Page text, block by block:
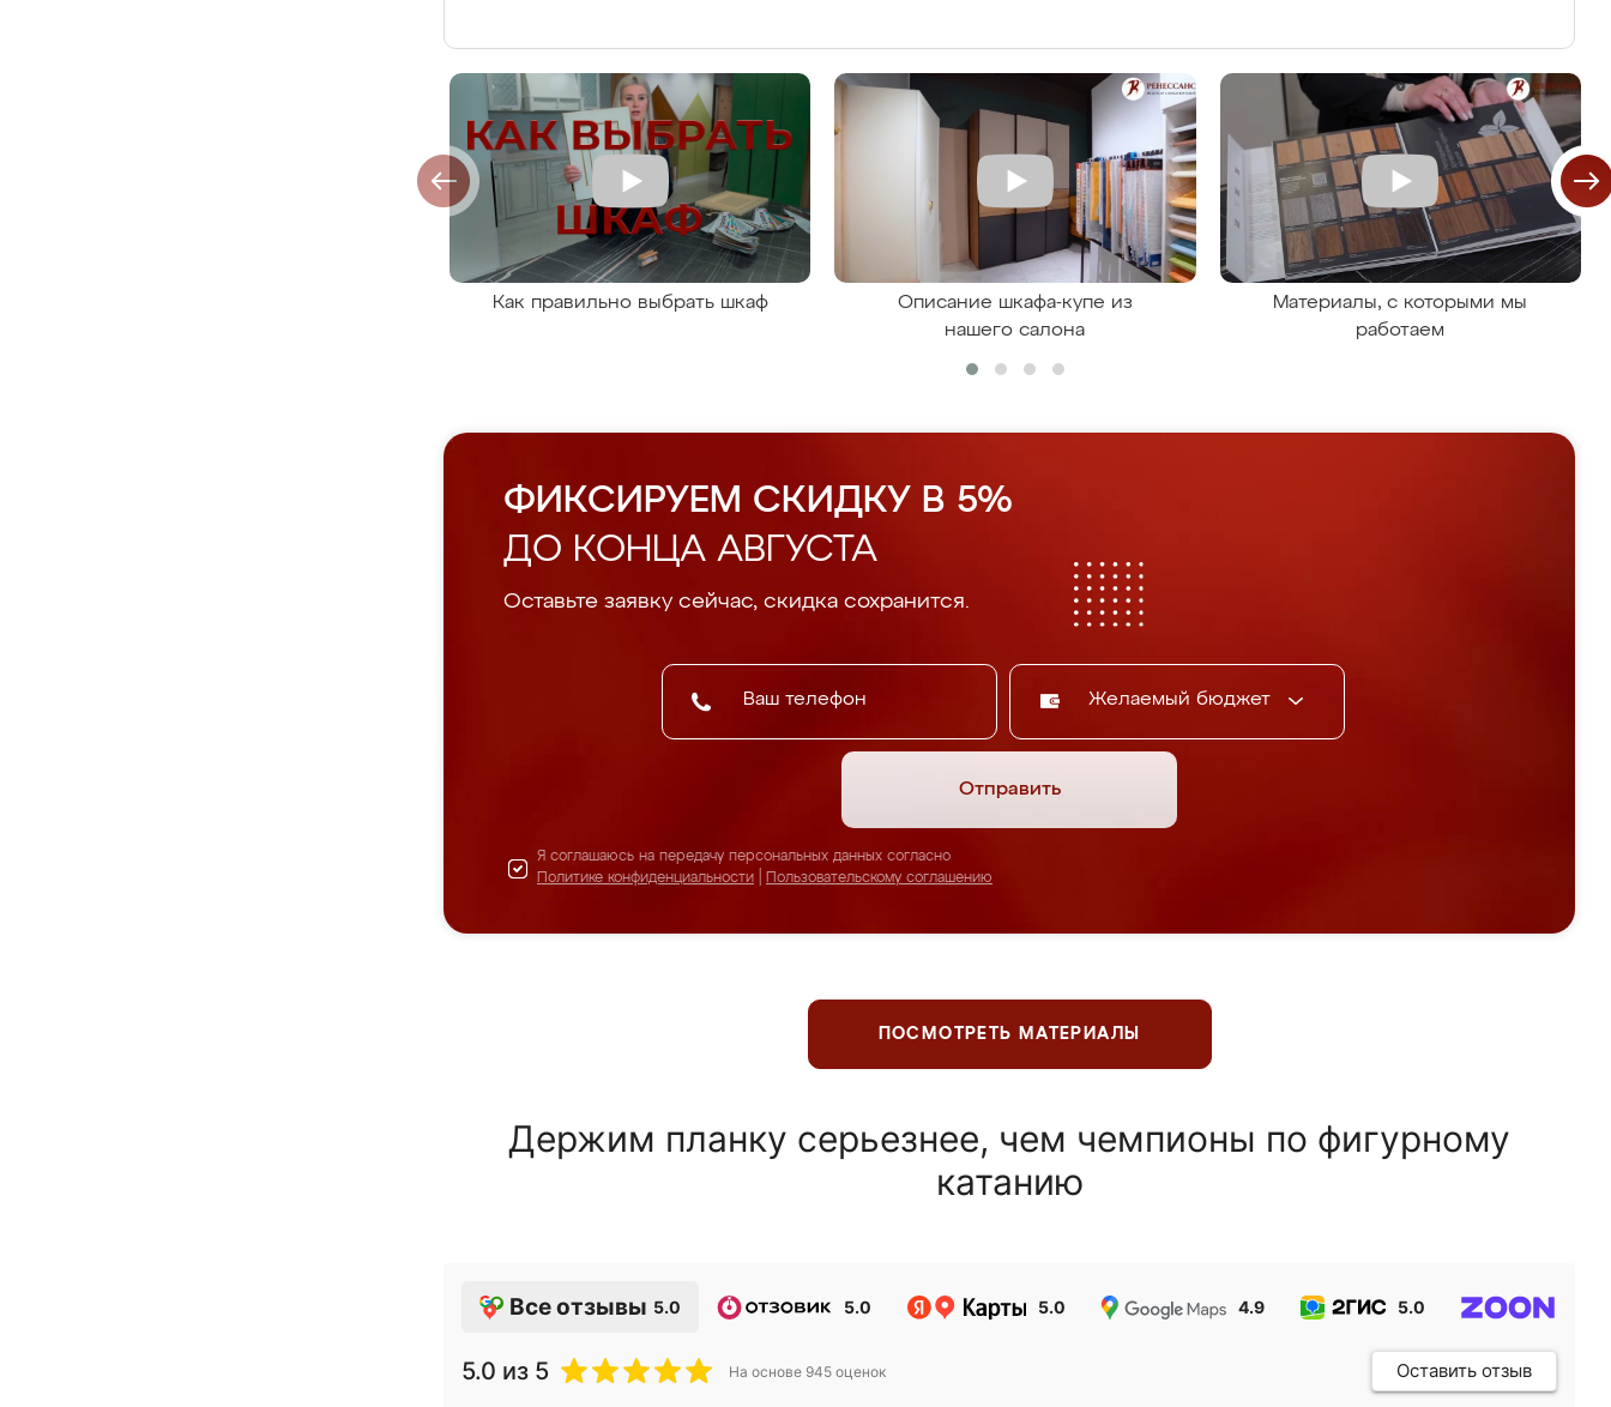
Как правильно выбрать шкаф
Описание шкафа-купе из
нашего салона
Материалы, с которыми мы
работаем
ФИКСИРУЕМ СКИДКУ В 5%
ДО КОНЦА АВГУСТА
Оставьте заявку сейчас, скидка сохранится.
Желаемый бюджет
Отправить
Я соглашаюсь на передачу персональных данных согласно
Политике конфиденциальности
Пользовательскому соглашению
ПОСМОТРЕТЬ МАТЕРИАЛЫ
Держим планку серьезнее, чем чемпионы по фигурному
катанию
Все отзывы 5.0 5.0 5.0 4.9 5.0
5.0 из 5 На основе 945 оценок Оставить отзыв